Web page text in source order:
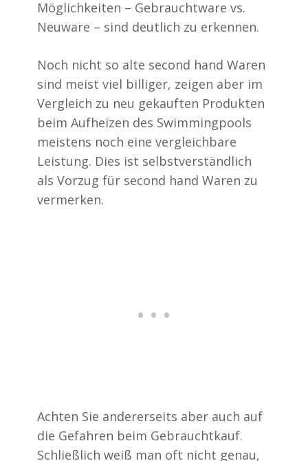
Möglichkeiten – Gebrauchtware vs.
Neuware – sind deutlich zu erkennen.
Noch nicht so alte second hand Waren
sind meist viel billiger, zeigen aber im
Vergleich zu neu gekauften Produkten
beim Aufheizen des Swimmingpools
meistens noch eine vergleichbare
Leistung. Dies ist selbstverständlich
als Vorzug für second hand Waren zu
vermerken.
Achten Sie andererseits aber auch auf
die Gefahren beim Gebrauchtkauf.
Schließlich weiß man oft nicht genau,